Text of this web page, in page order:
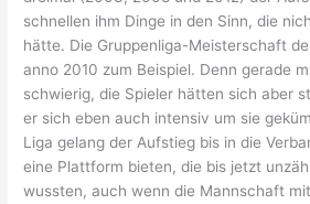
schnellen ihm Dinge in den Sinn, die
hätte. Die Gruppenliga-Meisterschaft
anno 2010 zum Beispiel. Denn gerade
schwierig, die Spieler hätten sich aber
er sich eben auch intensiv um sie
Liga gelang der Aufstieg bis in die
eine Plattform bieten, die bis jetzt
wussten, auch wenn die Mannschaft